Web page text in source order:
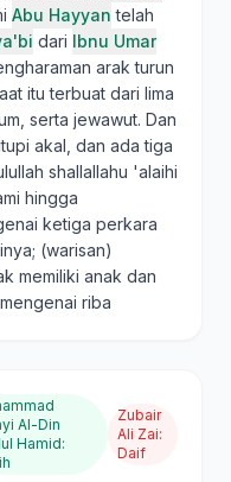
Abu Hayyan telah
dari Ibnu Umar
arak turun
itu terbuat dari lima
serta jewawut. Dan
akal, dan ada tiga
shallallahu 'alaihi
hingga
ketiga perkara
(warisan)
memiliki anak dan
riba
Al-Din
Hamid:
Zubair
Ali Zai:
Daif